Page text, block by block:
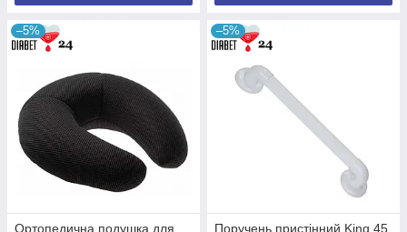
–5%
Ортопедична подушка для
–5%
Поручень пристінний King 45